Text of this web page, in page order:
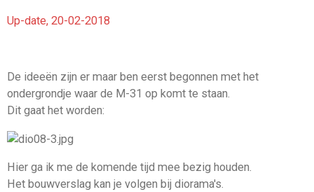
Up-date, 20-02-2018
De ideeën zijn er maar ben eerst begonnen met het
ondergrondje waar de M-31 op komt te staan.
Dit gaat het worden:
Hier ga ik me de komende tijd mee bezig houden.
Het bouwverslag kan je volgen bij diorama's.